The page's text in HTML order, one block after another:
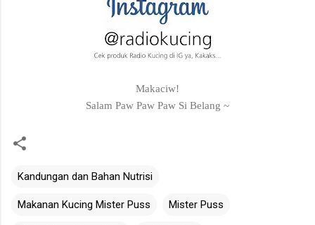
Makaciw!
Salam Paw Paw Paw Si Belang ~
Kandungan dan Bahan Nutrisi
Makanan Kucing Mister Puss Mister Puss